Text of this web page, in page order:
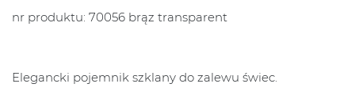
nr produktu: 70056 brąz transparent
Elegancki pojemnik szklany do zalewu świec.